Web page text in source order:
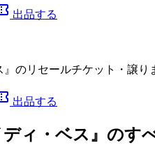
出品する
のリセールチケット・譲り
出品する
ィ・ベス』のす